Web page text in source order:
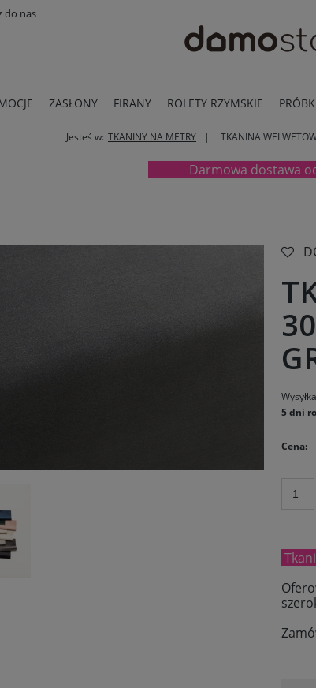
do nas
ZASŁONY FIRANY ROLETY RZYMSKIE
Jesteś w: TKANINY NA METRY TKANINA
Darmowa dostawa
5 dni
Cena: